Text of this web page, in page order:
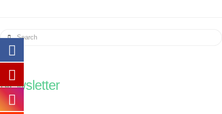
Search
Newsletter
Email